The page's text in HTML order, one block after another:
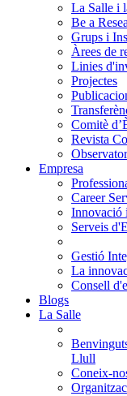
La Salle i
Be a
Grups i
Àrees de
Linies
Projectes
Comitè
Revista
Empresa
Career
Innovació
Serveis
Gestió
La
Consell
Blogs
La Salle
Llull
Coneix-